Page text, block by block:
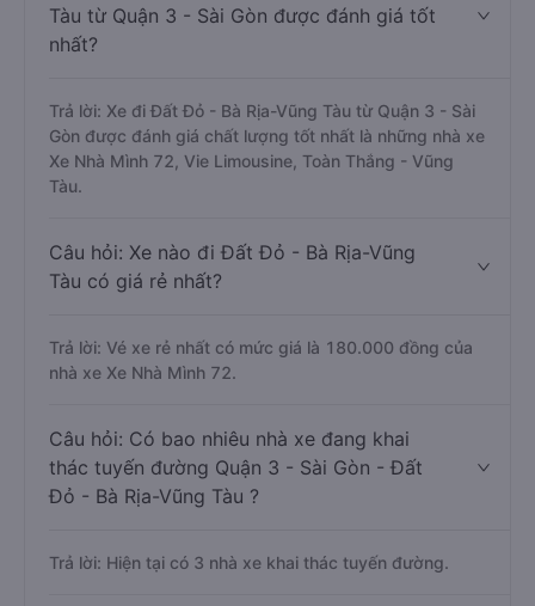
Tàu từ Quận 3 - Sài Gòn được đánh giá tốt
nhất?
Trả lời: Xe đi Đất Đỏ - Bà Rịa-Vũng Tàu từ Quận 3 - Sài
Gòn được đánh giá chất lượng tốt nhất là những nhà xe
Xe Nhà Mình 72, Vie Limousine, Toàn Thắng - Vũng
Tàu.
Câu hỏi: Xe nào đi Đất Đỏ - Bà Rịa-Vũng
Tàu có giá rẻ nhất?
Trả lời: Vé xe rẻ nhất có mức giá là 180.000 đồng của
nhà xe Xe Nhà Mình 72.
Câu hỏi: Có bao nhiêu nhà xe đang khai
thác tuyến đường Quận 3 - Sài Gòn - Đất
Đỏ - Bà Rịa-Vũng Tàu ?
Trả lời: Hiện tại có 3 nhà xe khai thác tuyến đường.